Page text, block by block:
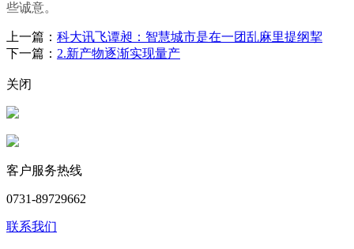
些诚意。
上一篇： 科大讯飞谭昶：智慧城市是在一团乱麻里提纲挈
下一篇： 2.新产物逐渐实现量产
关闭
客户服务热线
0731-89729662
联系我们